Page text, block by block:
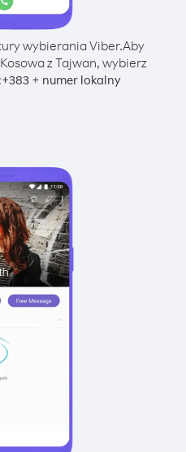
wybierania Viber.Aby
z Tajwan, wybierz
+383+ numer lokalny